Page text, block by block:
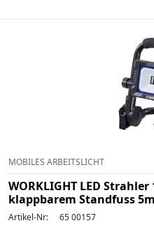
MOBILES ARBEITSLICHT
WORKLIGHT LED
klappbarem Standfuss 5m
Artikel-Nr: 65 00157